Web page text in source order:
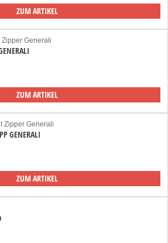
ZUM ARTIKEL
ZUM ARTIKEL
GENERALI
ZUM ARTIKEL